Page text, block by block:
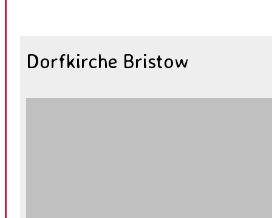
Dorfkirche Bristow